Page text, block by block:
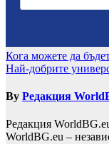
Навигация
Кога можете да
Най-добрите
By Редакция
Редакция
WorldBG.eu –